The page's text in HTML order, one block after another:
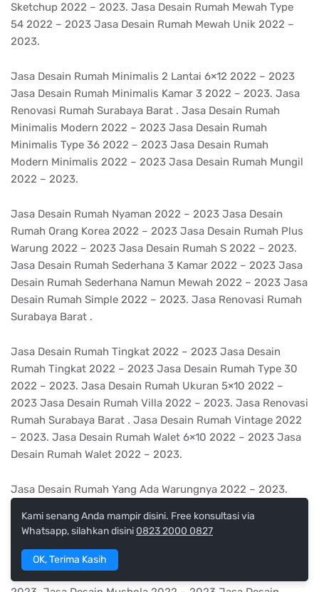
Sketchup 2022 – 2023. Jasa Desain Rumah Mewah Type
54 2022 – 2023 Jasa Desain Rumah Mewah Unik 2022 –
2023.
Jasa Desain Rumah Minimalis 2 Lantai 6×12 2022 – 2023
Jasa Desain Rumah Minimalis Kamar 3 2022 – 2023. Jasa
Renovasi Rumah Surabaya Barat . Jasa Desain Rumah
Minimalis Modern 2022 – 2023 Jasa Desain Rumah
Minimalis Type 36 2022 – 2023 Jasa Desain Rumah
Modern Minimalis 2022 – 2023 Jasa Desain Rumah Mungil
2022 – 2023.
Jasa Desain Rumah Nyaman 2022 – 2023 Jasa Desain
Rumah Orang Korea 2022 – 2023 Jasa Desain Rumah Plus
Warung 2022 – 2023 Jasa Desain Rumah S 2022 – 2023.
Jasa Desain Rumah Sederhana 3 Kamar 2022 – 2023 Jasa
Desain Rumah Sederhana Namun Mewah 2022 – 2023 Jasa
Desain Rumah Simple 2022 – 2023. Jasa Renovasi Rumah
Surabaya Barat .
Jasa Desain Rumah Tingkat 2022 – 2023 Jasa Desain
Rumah Tingkat 2022 – 2023 Jasa Desain Rumah Type 30
2022 – 2023. Jasa Desain Rumah Ukuran 5×10 2022 –
2023 Jasa Desain Rumah Villa 2022 – 2023. Jasa Renovasi
Rumah Surabaya Barat . Jasa Desain Rumah Vintage 2022
– 2023. Jasa Desain Rumah Walet 6×10 2022 – 2023 Jasa
Desain Rumah Walet 2022 – 2023.
Jasa Desain Rumah Yang Ada Warungnya 2022 – 2023.
2022 – 2023 Jasa Desain Denah Rumah Minimalis 2022 –
2023. Jasa Desain Dinding 2022 – 2023. Jasa Renovasi
Rumah Surabaya Barat . Jasa Desain Garasi Minimalis 2022
– 2023 Jasa Desain Interior Rumah Sederhana 2022 –
Kami senang Anda mampir disini. Free konsultasi via
Whatsapp, silahkan disini 0823 2000 0827
OK, Terima Kasih